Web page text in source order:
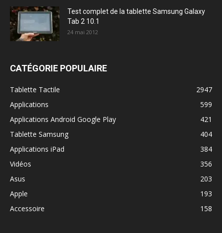
Test complet de la tablette Samsung Galaxy
Tab 2 10.1
24 mai 2012
CATÉGORIE POPULAIRE
Tablette Tactile
2947
Applications
599
Applications Android Google Play
421
Tablette Samsung
404
Applications iPad
384
Vidéos
356
Asus
203
Apple
193
Accessoire
158